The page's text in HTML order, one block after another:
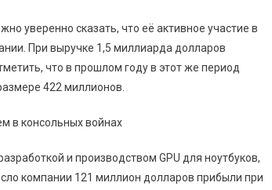
уверенно сказать, что её активное участие в
При выручке 1,5 миллиарда долларов
что в прошлом году в этот же период
422 миллионов.
и производством GPU для ноутбуков,
компании 121 миллион долларов прибыли при